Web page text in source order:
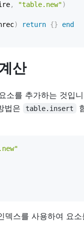
, "table.new")
) return {}
end
산
소를 추가하는 것입니
법은
table.insert
덱스를 사용하여 요소